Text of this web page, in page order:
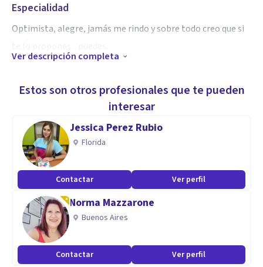
Especialidad
Optimista, alegre, jamás me rindo y sobre todo creo que si
Aptitudes
Superación, sacar lo mejor de ti mismo y creer en ti para
vencer tus problemas.
Ver descripción completa
Estos son otros profesionales que te pueden
interesar
Jessica Perez Rubio
Florida
Contactar Ver perfil
Norma Mazzarone
Buenos Aires
Contactar Ver perfil